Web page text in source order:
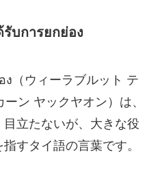
รับการยกย่อง
（ウィーラブルット テ
ン ヤックヤオン）は、
立たないが、大きな役
すタイ語の言葉です。